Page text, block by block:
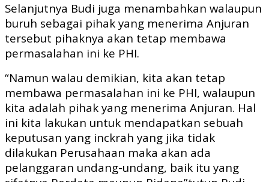
Selanjutnya Budi juga menambahkan walaupun
buruh sebagai pihak yang menerima Anjuran
tersebut pihaknya akan tetap membawa
permasalahan ini ke PHI.
“Namun walau demikian, kita akan tetap
membawa permasalahan ini ke PHI, walaupun
kita adalah pihak yang menerima Anjuran. Hal
ini kita lakukan untuk mendapatkan sebuah
keputusan yang inckrah yang jika tidak
dilakukan Perusahaan maka akan ada
pelanggaran undang-undang, baik itu yang